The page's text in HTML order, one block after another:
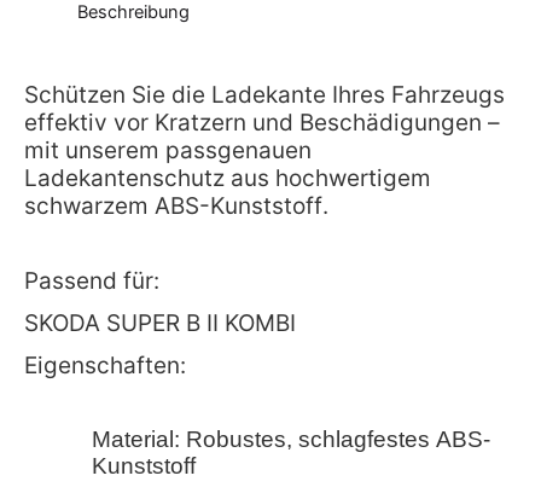
Beschreibung
Schützen Sie die Ladekante Ihres Fahrzeugs
effektiv vor Kratzern und Beschädigungen –
mit unserem passgenauen
Ladekantenschutz aus hochwertigem
schwarzem ABS-Kunststoff.
Passend für:
SKODA SUPER B II KOMBI
Eigenschaften:
Material: Robustes, schlagfestes ABS-
Kunststoff